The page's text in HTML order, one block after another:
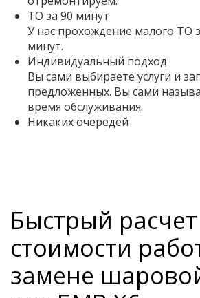
ТО за 90 минут
У нас прохождение малого ТО
минут.
Индивидуальный подход
Вы сами выбираете услуги и
предложенных. Вы сами
время обслуживания.
Никаких очередей
Быстрый расчет
стоимости
замене